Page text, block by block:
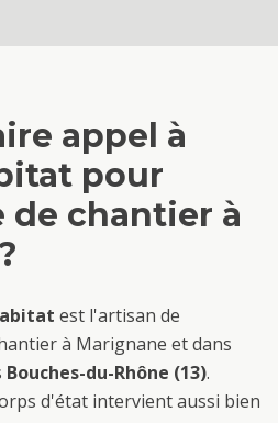
appel à
pour
de chantier à
est l'artisan de
à Marignane et dans
Bouches-du-Rhône (13).
d'état intervient aussi bien